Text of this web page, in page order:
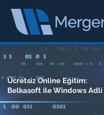
Ücretsiz Online Eğitim:
Belkasoft ile Windows